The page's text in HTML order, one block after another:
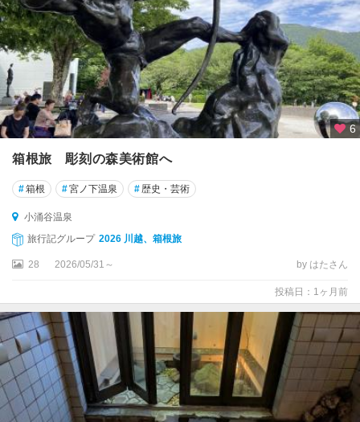
芦
之
湯
・
平
台
・
宮
城
野
6
箱根旅 彫刻の森美術館へ
#箱根 #宮ノ下温泉 #歴史・芸術
小涌谷温泉
旅行記グループ 2026 川越、箱根旅
28 2026/05/31～ by はたさん
投稿日：1ヶ月前